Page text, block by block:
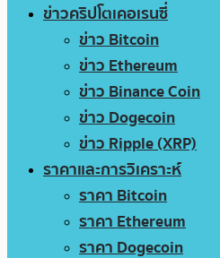
ข่าวคริปโตเคอเรนซี่
ข่าว Bitcoin
ข่าว Ethereum
ข่าว Binance Coin
ข่าว Dogecoin
ข่าว Ripple (XRP)
ราคาและการวิเคราะห์
ราคา Bitcoin
ราคา Ethereum
ราคา Dogecoin